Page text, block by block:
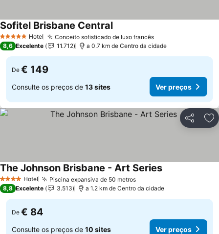
5 Estrelas Hotel Conceito sofisticado de luxo francêsVer preços
Sofitel Brisbane CentralVer preços
8,6 Excelente 11.712 a 0.7 km de Centro da cidade
De € 149
Consulte os preços de 13 sites Ver preços
Partilhar
4 EstrelasHotel Piscina expansiva de 50 metrosVer preços
The Johnson Brisbane - Art SeriesVer preços
8,8 Excelente 3.513 a 1.2 km de Centro da cidade
De € 84
Consulte os preços de 10 sites Ver preços